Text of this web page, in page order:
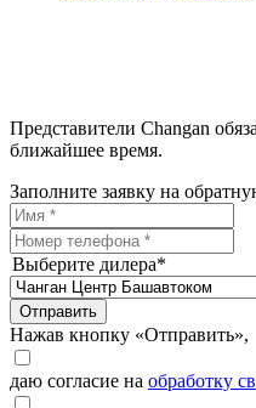
Представители Changan
ближайшее время.
Заполните заявку на
Выберите дилера*
Отправить
Нажав кнопку «Отправить»,
даю согласие на обработку